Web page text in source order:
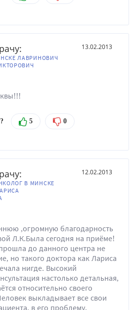
ЛАВРИНОВИЧ
13.02.2013
5 0
В МИНСКЕ
12.02.2013
,огромную благодарность
Л.К.Была сегодня на приёме!
до данного центра не
но такого доктора как Лариса
нигде. Высокий
настолько детальная,
относительно своего
выкладывает все свои
в его проблему,